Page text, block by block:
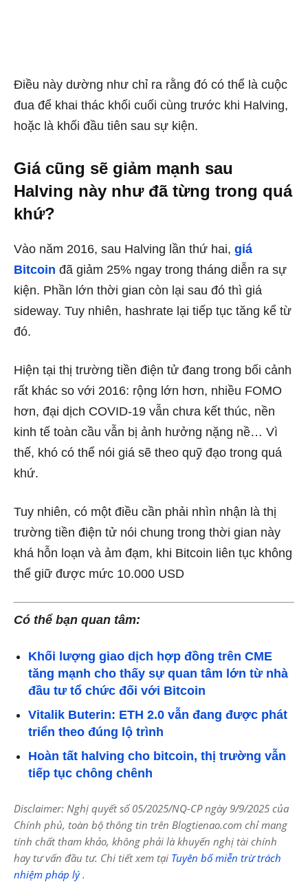
Điều này dường như chỉ ra rằng đó có thể là cuộc
đua để khai thác khối cuối cùng trước khi Halving,
hoặc là khối đầu tiên sau sự kiện.
Giá cũng sẽ giảm mạnh sau
Halving này như đã từng trong quá
khứ?
Vào năm 2016, sau Halving lần thứ hai, giá
Bitcoin đã giảm 25% ngay trong tháng diễn ra sự
kiện. Phần lớn thời gian còn lại sau đó thì giá
sideway. Tuy nhiên, hashrate lại tiếp tục tăng kể từ
đó.
Hiện tại thị trường tiền điện tử đang trong bối cảnh
rất khác so với 2016: rộng lớn hơn, nhiều FOMO
hơn, đại dịch COVID-19 vẫn chưa kết thúc, nền
kinh tế toàn cầu vẫn bị ảnh hưởng nặng nề… Vì
thế, khó có thể nói giá sẽ theo quỹ đạo trong quá
khứ.
Tuy nhiên, có một điều cần phải nhìn nhận là thị
trường tiền điện tử nói chung trong thời gian này
khá hỗn loạn và ảm đạm, khi Bitcoin liên tục không
thể giữ được mức 10.000 USD
Có thể bạn quan tâm:
Khối lượng giao dịch hợp đồng trên CME
tăng mạnh cho thấy sự quan tâm lớn từ nhà
đầu tư tổ chức đối với Bitcoin
Vitalik Buterin: ETH 2.0 vẫn đang được phát
triển theo đúng lộ trình
Hoàn tất halving cho bitcoin, thị trường vẫn
tiếp tục chông chênh
Disclaimer: Nghị quyết số 05/2025/NQ-CP ngày 9/9/2025 của
Chính phủ, toàn bộ thông tin trên Blogtienao.com chỉ mang
tính chất tham khảo, không phải là khuyến nghị tài chính
hay tư vấn đầu tư. Chi tiết xem tại Tuyên bố miễn trừ trách
nhiệm pháp lý.